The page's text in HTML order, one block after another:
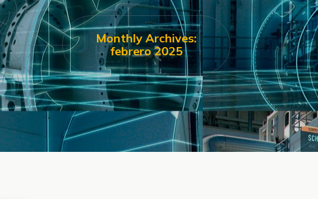
Monthly Archives:
febrero 2025